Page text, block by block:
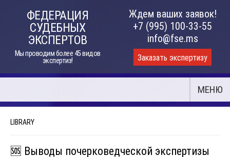
ФЕДЕРАЦИЯ
СУДЕБНЫХ
ЭКСПЕРТОВ
Мы проводим более 45 видов
экспертиз!
Ждем ваших заявок!
+7 (995) 100-33-55
info@fse.ms
Заказать экспертизу
МЕНЮ
LIBRARY
🆘 Выводы почерковедческой экспертизы